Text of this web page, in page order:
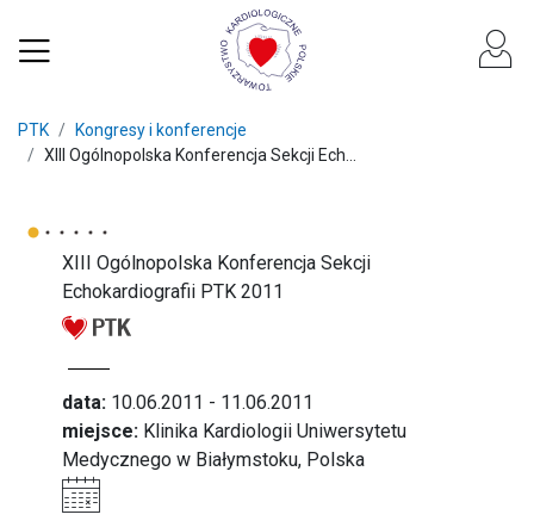
PTK
Kongresy i konferencje
XIII Ogólnopolska Konferencja Sekcji Ech...
XIII Ogólnopolska Konferencja Sekcji
Echokardiografii PTK 2011
data: 10.06.2011 - 11.06.2011
miejsce: Klinika Kardiologii Uniwersytetu
Medycznego w Białymstoku, Polska